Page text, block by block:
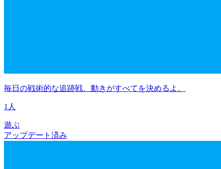
毎日の戦術的な追跡戦、動きがすべてを決めるよ。
1人
遊ぶ
アップデート済み